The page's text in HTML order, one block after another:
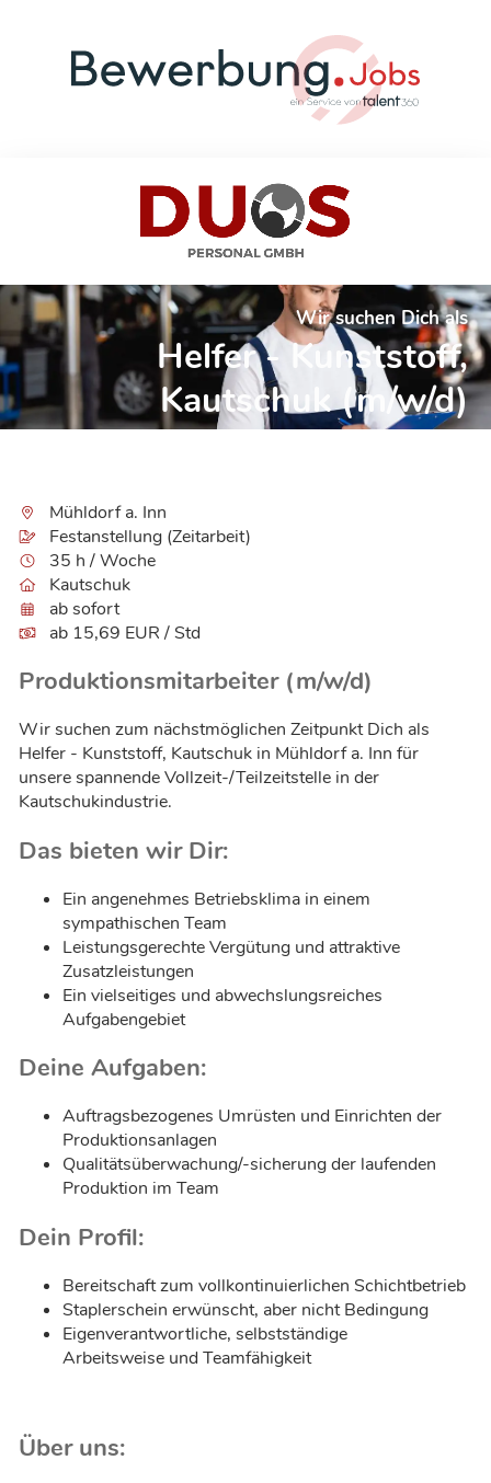
Wir suchen Dich als
Helfer - Kunststoff,
Kautschuk (m/w/d)
Mühldorf a. Inn
Festanstellung (Zeitarbeit)
35 h / Woche
Kautschuk
ab sofort
ab 15,69 EUR / Std
Produktionsmitarbeiter (m/w/d)
Wir suchen zum nächstmöglichen Zeitpunkt Dich als
Helfer - Kunststoff, Kautschuk in Mühldorf a. Inn für
unsere spannende Vollzeit-/Teilzeitstelle in der
Kautschukindustrie.
Das bieten wir Dir:
Ein angenehmes Betriebsklima in einem
sympathischen Team
Leistungsgerechte Vergütung und attraktive
Zusatzleistungen
Ein vielseitiges und abwechslungsreiches
Aufgabengebiet
Deine Aufgaben:
Auftragsbezogenes Umrüsten und Einrichten der
Produktionsanlagen
Qualitätsüberwachung/-sicherung der laufenden
Produktion im Team
Dein Profil:
Bereitschaft zum vollkontinuierlichen Schichtbetrieb
Staplerschein erwünscht, aber nicht Bedingung
Eigenverantwortliche, selbstständige
Arbeitsweise und Teamfähigkeit
Über uns: